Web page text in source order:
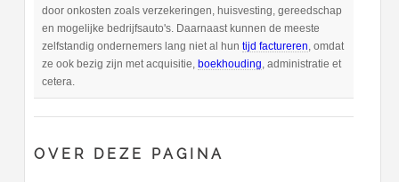
door onkosten zoals verzekeringen, huisvesting, gereedschap
en mogelijke bedrijfsauto's. Daarnaast kunnen de meeste
zelfstandig ondernemers lang niet al hun tijd factureren , omdat
ze ook bezig zijn met acquisitie, boekhouding , administratie et
cetera.
OVER DEZE PAGINA